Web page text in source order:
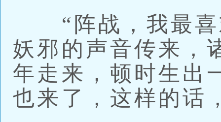
“阵战，我最喜
妖邪的声音传来，
年走来，顿时生出
也来了，这样的话